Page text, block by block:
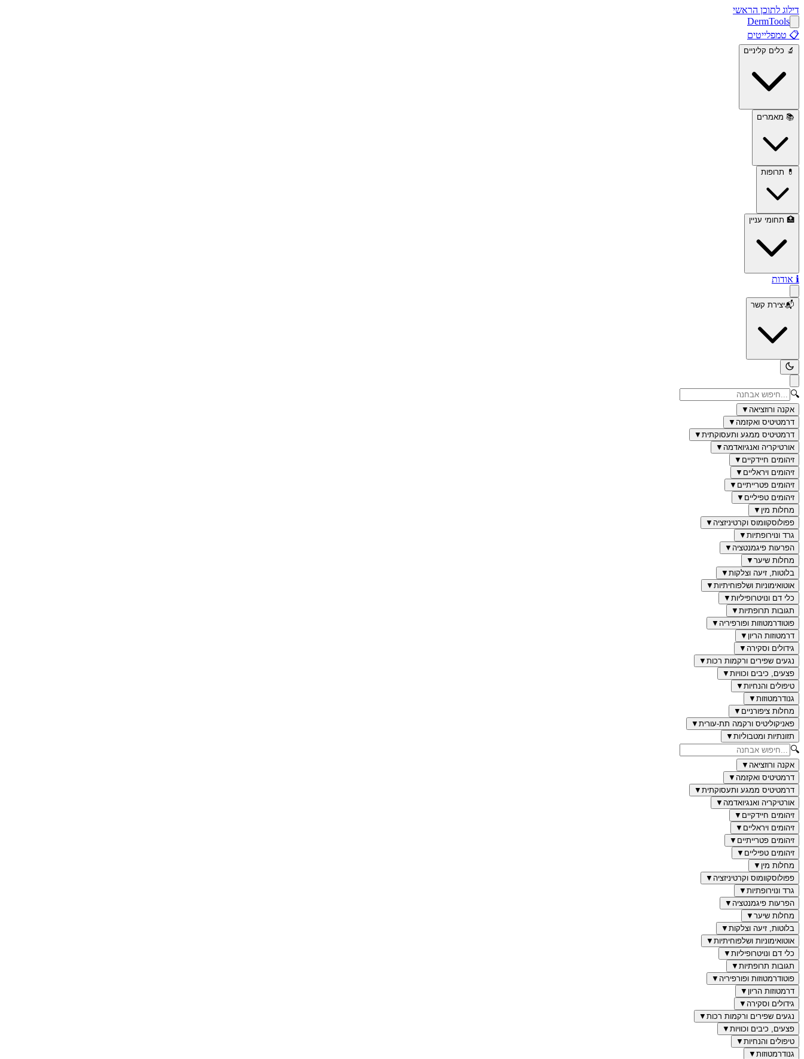
דילוג לתוכן הראשי
DermTools
📋 טמפלייטים
🔬 כלים קליניים
📚 מאמרים
💊 תרופות
🏥 תחומי עניין
ℹ️ אודות
📬יצירת קשר
🔍
אקנה ורוזציאה ▼
דרמטיטיס ואקזמה ▼
דרמטיטיס ממגע ותעסוקתית ▼
אורטיקריה ואנגיואדמה ▼
זיהומים חיידקיים ▼
זיהומים ויראליים ▼
זיהומים פטרייתיים ▼
זיהומים טפיליים ▼
מחלות מין ▼
פפולוסקוומוס וקרטיניזציה ▼
גרד ונוירופתיות ▼
הפרעות פיגמנטציה ▼
מחלות שיער ▼
בלוטות, זיעה וצלקות ▼
אוטואימוניות ושלפוחיתיות ▼
כלי דם ונויטרופיליות ▼
תגובות תרופתיות ▼
פוטודרמטוזות ופורפיריה ▼
דרמטוזות הריון ▼
גידולים וסקירה ▼
נגעים שפירים ורקמות רכות ▼
פצעים, כיבים וכוויות ▼
טיפולים והנחיות ▼
גנודרמטוזות ▼
מחלות ציפורניים ▼
פאניקוליטיס ורקמה תת-עורית ▼
תזונתיות ומטבוליות ▼
🔍
אקנה ורוזציאה ▼
דרמטיטיס ואקזמה ▼
דרמטיטיס ממגע ותעסוקתית ▼
אורטיקריה ואנגיואדמה ▼
זיהומים חיידקיים ▼
זיהומים ויראליים ▼
זיהומים פטרייתיים ▼
זיהומים טפיליים ▼
מחלות מין ▼
פפולוסקוומוס וקרטיניזציה ▼
גרד ונוירופתיות ▼
הפרעות פיגמנטציה ▼
מחלות שיער ▼
בלוטות, זיעה וצלקות ▼
אוטואימוניות ושלפוחיתיות ▼
כלי דם ונויטרופיליות ▼
תגובות תרופתיות ▼
פוטודרמטוזות ופורפיריה ▼
דרמטוזות הריון ▼
גידולים וסקירה ▼
נגעים שפירים ורקמות רכות ▼
פצעים, כיבים וכוויות ▼
טיפולים והנחיות ▼
גנודרמטוזות ▼